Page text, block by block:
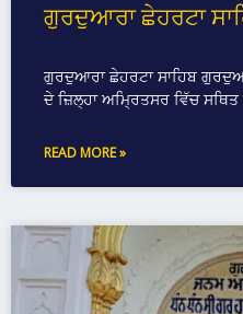
ਗੁਰਦੁਆਰਾ ਛੇਹਰਟਾ
ਗੁਰਦੁਆਰਾ ਛੇਹਰਟਾ ਸਾਹਿਬ
ਦੇ ਜ਼ਿਲ੍ਹਾ ਅਮ੍ਰਿਤਸਰ ਵਿੱਚ ਸਥਿਤ
READ MORE »